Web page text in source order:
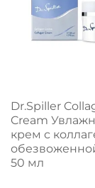
Dr.Spiller
Cream
крем с
50 мл